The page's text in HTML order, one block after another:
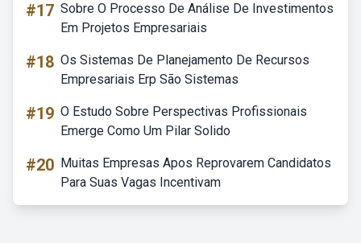
#17 Sobre O Processo De Análise De Investimentos
Em Projetos Empresariais
#18 Os Sistemas De Planejamento De Recursos
Empresariais Erp São Sistemas
#19 O Estudo Sobre Perspectivas Profissionais
Emerge Como Um Pilar Solido
#20 Muitas Empresas Apos Reprovarem Candidatos
Para Suas Vagas Incentivam